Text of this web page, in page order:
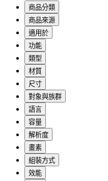
商品分類
商品來源
適用於
功能
類型
材質
尺寸
對象與族群
語言
容量
解析度
畫素
組裝方式
效能